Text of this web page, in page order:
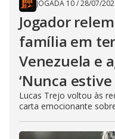
JOGADA 10/28/07/
Jogador
família em
Venezuela e
‘Nunca estive
Lucas Trejo voltou às
carta emocionante